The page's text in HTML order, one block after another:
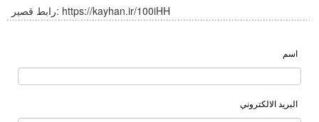
رابط قصير: https://kayhan.ir/100iHH
اسم
البريد الالكتروني